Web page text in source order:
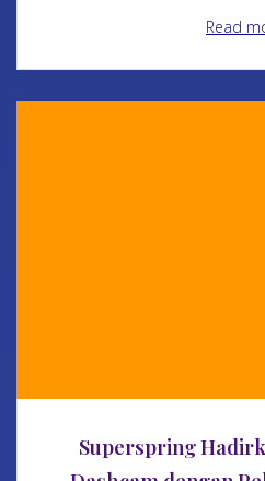
Read
Superspring